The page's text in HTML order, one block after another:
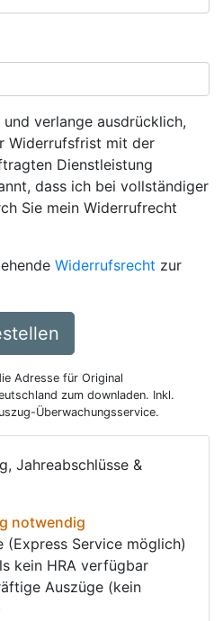
verlange ausdrücklich,
Widerrufsfrist mit der
Dienstleistung
dass ich bei vollständiger
Sie mein Widerrufrecht
Widerrufsrecht zur
Adresse für Original
zum downladen. Inkl.
Überwachungsservice.
Jahreabschlüsse &
notwendig
(Express Service möglich)
kein HRA verfügbar
Auszüge (kein